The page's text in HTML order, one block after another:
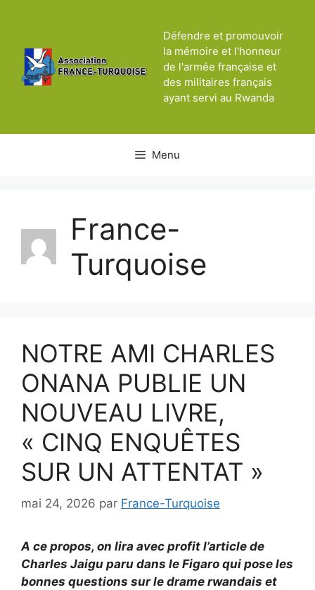
Défendre et promouvoir
la mémoire et l'honneur
de l'armée française et
des militaires français
ayant servi au Rwanda
Menu
France-
Turquoise
NOTRE AMI CHARLES
ONANA PUBLIE UN
NOUVEAU LIVRE,
« CINQ ENQUÊTES
SUR UN ATTENTAT »
mai 24, 2026 par France-Turquoise
A ce propos, on lira avec profit l’article de
Charles Jaigu paru dans le Figaro qui pose les
bonnes questions sur le drame rwandais et